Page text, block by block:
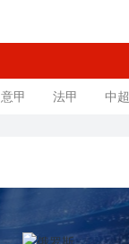
意甲 法甲 中超